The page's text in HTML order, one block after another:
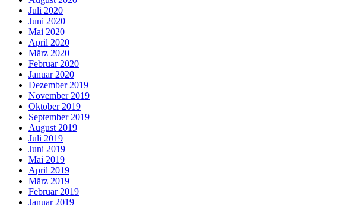
Juli 2020
Juni 2020
Mai 2020
April 2020
März 2020
Februar 2020
Januar 2020
Dezember 2019
November 2019
Oktober 2019
September 2019
August 2019
Juli 2019
Juni 2019
Mai 2019
April 2019
März 2019
Februar 2019
Januar 2019